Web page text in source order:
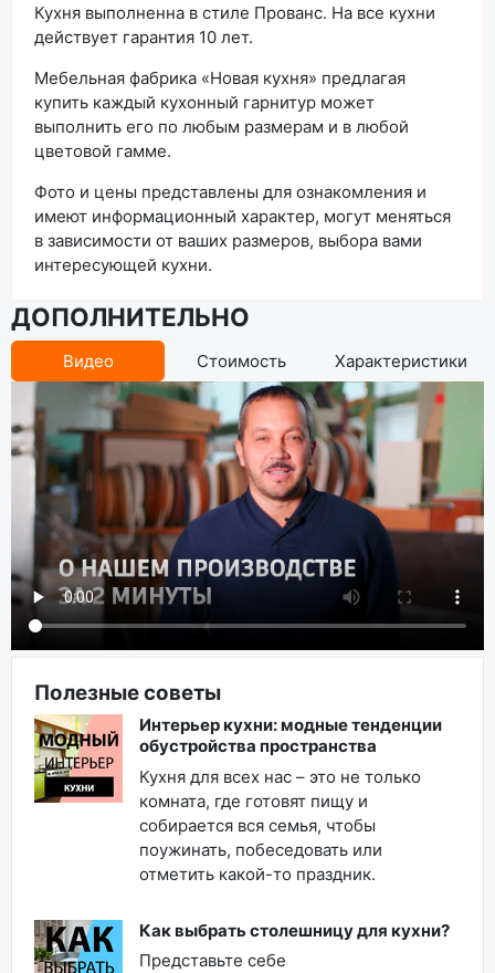
Кухня выполненна в стиле Прованс. На все кухни
действует гарантия 10 лет.
Мебельная фабрика «Новая кухня» предлагая
купить каждый кухонный гарнитур может
выполнить его по любым размерам и в любой
цветовой гамме.
Фото и цены представлены для ознакомления и
имеют информационный характер, могут меняться
в зависимости от ваших размеров, выбора вами
интересующей кухни.
ДОПОЛНИТЕЛЬНО
Видео Стоимость Характеристики
Полезные советы
Интерьер кухни: модные тенденции
обустройства пространства
Кухня для всех нас – это не только
комната, где готовят пищу и
собирается вся семья, чтобы
поужинать, побеседовать или
отметить какой-то праздник.
Как выбрать столешницу для кухни?
Представьте себе